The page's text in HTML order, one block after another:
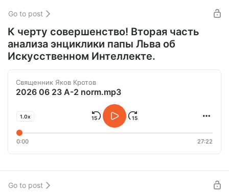
Go to post
К черту совершенство! Вторая часть
анализа энциклики папы Льва об
Искусственном Интеллекте.
Священник Яков Кротов
2026 06 23 A-2 norm.mp3
1.0x
0:00 27:22
Go to post